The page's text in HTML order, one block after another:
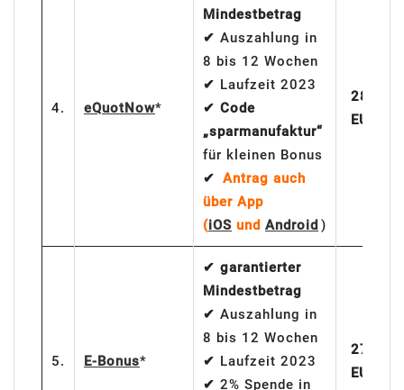
4. eQuotNow*
Mindestbetrag
✔ Auszahlung in
8 bis 12 Wochen
✔ Laufzeit 2023
✔ Code
„sparmanufaktur“
für kleinen Bonus
✔ Antrag auch
über App
(iOS und Android )
280
EUR
5. E-Bonus*
✔ garantierter
Mindestbetrag
✔ Auszahlung in
8 bis 12 Wochen
✔ Laufzeit 2023
✔ 2% Spende in
275
EUR